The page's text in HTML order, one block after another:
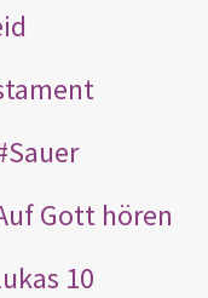
Sauer
Gott hören
10